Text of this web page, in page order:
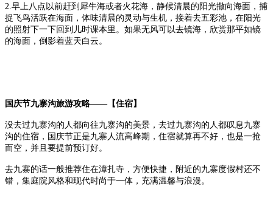
2.早上八点以前赶到犀牛海或者火花海，静候清晨的阳光撒向海面，捕
捉飞鸟活跃在海面，体味清晨的灵动与生机，接着去五彩池，在阳光
的照射下一下回到儿时课本里。如果无风可以去镜海，欣赏那平如镜
的海面，倒影着蓝天白云。
国庆节九寨沟旅游攻略——【住宿】
没去过九寨沟的人都向往九寨沟的美景，去过九寨沟的人都叹息九寨
沟的住宿，国庆节正是九寨人流高峰期，住宿就算再不好，也是一抢
而空，并且要提前预订好。
去九寨的话一般推荐住在漳扎寺，方便快捷，附近的九寨度假村还不
错，集庭院风格和现代时尚于一体，充满温馨与浪漫。